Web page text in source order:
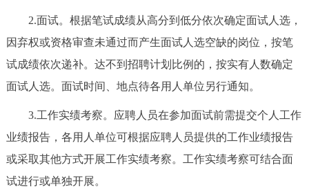
2.面试。根据笔试成绩从高分到低分依次确定面试人选，
因弃权或资格审查未通过而产生面试人选空缺的岗位，按笔
试成绩依次递补。达不到招聘计划比例的，按实有人数确定
面试人选。面试时间、地点待各用人单位另行通知。
3.工作实绩考察。应聘人员在参加面试前需提交个人工作
业绩报告，各用人单位可根据应聘人员提供的工作业绩报告
或采取其他方式开展工作实绩考察。工作实绩考察可结合面
试进行或单独开展。